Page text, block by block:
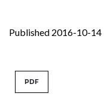
Published 2016-10-14
PDF